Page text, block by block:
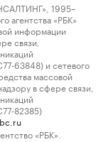
1995–
агентства «РБК»
информации
связи,
63848) и сетевого
массовой
в сфере связи,
82385)
«РБК».